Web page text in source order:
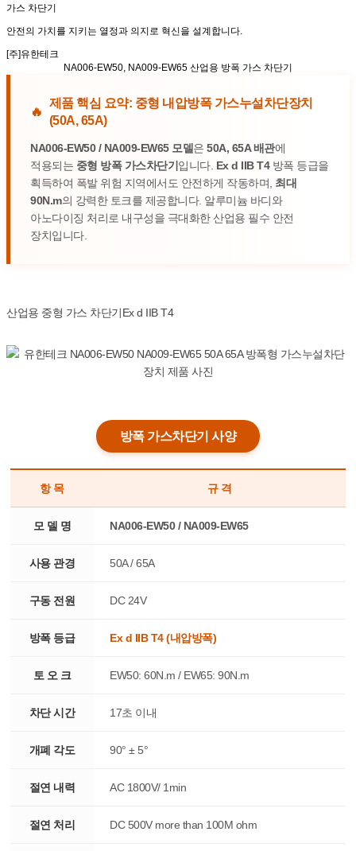
가스 차단기
안전의 가치 를 지키는 열정과 의지 로 혁신을 설계합니다.
[주]유한테크
NA006-EW50, NA009-EW65 산업용 방폭 가스 차단기
🔥
제품 핵심 요약: 중형 내압방폭 가스누설차단장치
(50A, 65A)
NA006-EW50 / NA009-EW65 모델은 50A, 65A 배관에
적용되는 중형 방폭 가스차단기 입니다. Ex d IIB T4방폭 등급을
획득하여 폭발 위험 지역에서도 안전하게 작동하며, 최대
90N.m의 강력한 토크를 제공합니다. 알루미늄 바디와
아노다이징 처리로 내구성을 극대화한 산업용 필수 안전
장치입니다.
산업용 중형 가스 차단기Ex d IIB T4
방폭 가스차단기 사양
항 목 규 격
모 델 명 NA006-EW50 / NA009-EW65
사용 관경 50A / 65A
구동 전원 DC 24V
방폭 등급 Ex d IIB T4 (내압방폭)
토 오 크 EW50: 60N.m / EW65: 90N.m
차단 시간 17초 이내
개폐 각도 90° ± 5°
절연 내력 AC 1800V/ 1min
절연 처리 DC 500V more than 100M ohm